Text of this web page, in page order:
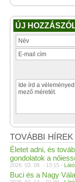
ÚJ
TOVÁBBI HÍREK
Életet adni, és
gondolatok a
2026. 03. 08. - 13:15 -
Buci és a Nagy